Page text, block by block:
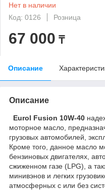
Нет в наличии
Код: 0126
Розница
67 000 ₸
Описание
Описание
Eurol Fusion 10W-40
моторное масло,
грузовых автомобилей,
Кроме того, данное масло
бензиновых двигателях,
сжиженном газе (LPG), а
минивэнов и легких
атмосферных с или без